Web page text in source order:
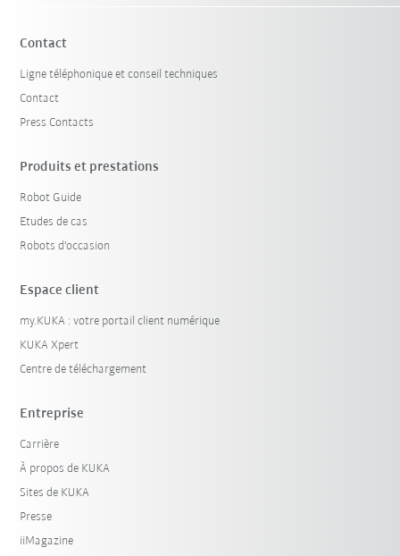
Contact
Ligne téléphonique et conseil techniques
Contact
Press Contacts
Produits et prestations
Robot Guide
Etudes de cas
Robots d'occasion
Espace client
my.KUKA : votre portail client numérique
KUKA Xpert
Centre de téléchargement
Entreprise
Carrière
À propos de KUKA
Sites de KUKA
Presse
iiMagazine